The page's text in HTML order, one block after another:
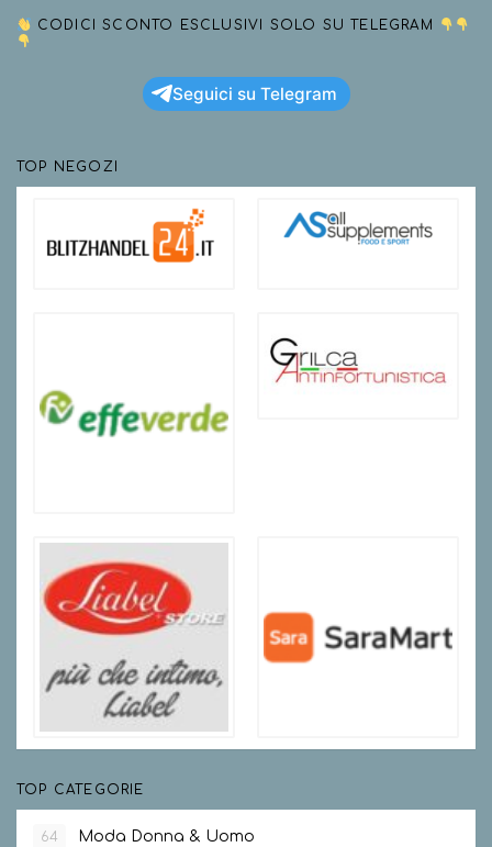
CODICI SCONTO ESCLUSIVI SOLO SU TELEGRAM
Seguici su Telegram
TOP NEGOZI
TOP CATEGORIE
64 Moda Donna & Uomo